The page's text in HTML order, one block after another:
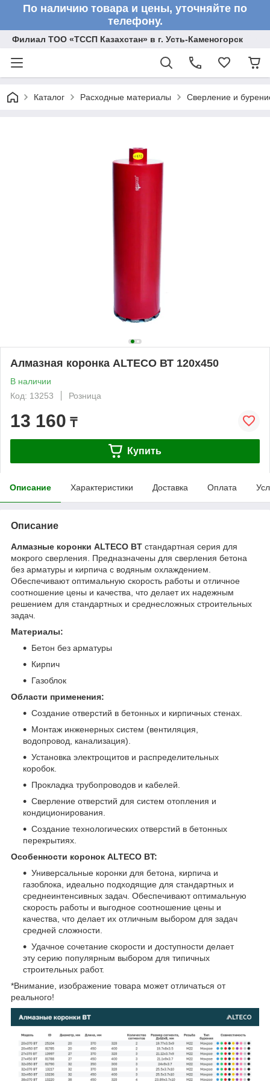
По наличию товара и цены, уточняйте по
телефону.
Филиал ТОО «ТССП Казахстан» в г. Усть-Каменогорск
Каталог Расходные материалы Сверление и
Алмазная коронка ALTECO ВТ 120х450
В наличии
Код: 13253
Розница
13 160 ₸
Купить
Описание Характеристики Доставка Оплата
Описание
Алмазные коронки ALTECO BT стандартная серия для
мокрого сверления. Предназначены для сверления бетона
без арматуры и кирпича с водяным охлаждением.
Обеспечивают оптимальную скорость работы и отличное
соотношение цены и качества, что делает их надежным
решением для стандартных и среднесложных строительных
задач.
Материалы:
Бетон без арматуры
Кирпич
Газоблок
Области применения:
Создание отверстий в бетонных и кирпичных стенах.
Монтаж инженерных систем (вентиляция,
водопровод, канализация).
Установка электрощитов и распределительных
коробок.
Прокладка трубопроводов и кабелей.
Сверление отверстий для систем отопления и
кондиционирования.
Создание технологических отверстий в бетонных
перекрытиях.
Особенности коронок ALTECO BT:
Универсальные коронки для бетона, кирпича и
газоблока, идеально подходящие для стандартных и
среднеинтенсивных задач. Обеспечивают оптимальную
скорость работы и выгодное соотношение цены и
качества, что делает их отличным выбором для задач
средней сложности.
Удачное сочетание скорости и доступности делает
эту серию популярным выбором для типичных
строительных работ.
*Внимание, изображение товара может отличаться от
реального!